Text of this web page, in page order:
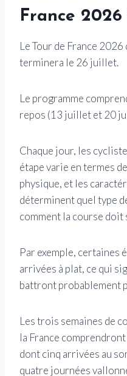
France 2026
Le Tour de France
terminera le 26 juillet.
Le programme
repos (13 juillet et 20
Chaque jour, les
étape varie en termes
physique, et les
déterminent quel type
comment la course doit
Par exemple, certaines
arrivées à plat, ce qui
battront probablement
Les trois semaines de
la France
dont cinq arrivées au
quatre journées